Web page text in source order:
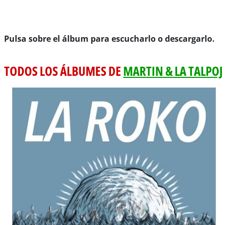
Pulsa sobre el álbum para escucharlo o descargarlo.
TODOS LOS ÁLBUMES DEMARTIN & LA TALPOJ